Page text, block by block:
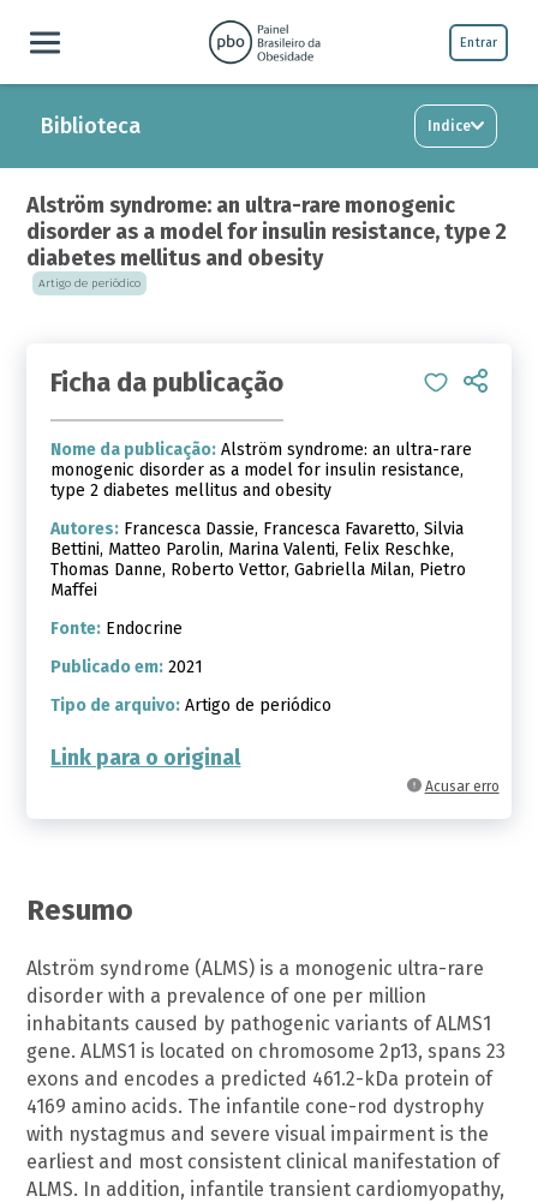
Entrar
Biblioteca Indice
Alström syndrome: an ultra-rare monogenic
disorder as a model for insulin resistance, type 2
diabetes mellitus and obesity
Artigo de periódico
Acusar erro
Ficha da publicação
Nome da publicação: Alström syndrome: an ultra-rare
monogenic disorder as a model for insulin resistance,
type 2 diabetes mellitus and obesity
Autores: Francesca Dassie, Francesca Favaretto, Silvia
Bettini, Matteo Parolin, Marina Valenti, Felix Reschke,
Thomas Danne, Roberto Vettor, Gabriella Milan, Pietro
Maffei
Fonte: Endocrine
Publicado em: 2021
Tipo de arquivo: Artigo de periódico
Link para o original
Resumo
Alström syndrome (ALMS) is a monogenic ultra-rare
disorder with a prevalence of one per million
inhabitants caused by pathogenic variants of ALMS1
gene. ALMS1 is located on chromosome 2p13, spans 23
exons and encodes a predicted 461.2-kDa protein of
4169 amino acids. The infantile cone-rod dystrophy
with nystagmus and severe visual impairment is the
earliest and most consistent clinical manifestation of
ALMS. In addition, infantile transient cardiomyopathy,